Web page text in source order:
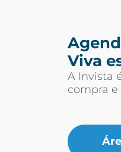
Viva
A Invista
compra